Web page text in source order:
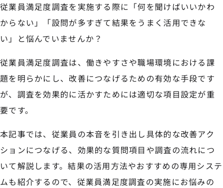
従業員満足度調査を実施する際に「何を聞けばいいかわ
からない」「設問が多すぎて結果をうまく活用できな
い」と悩んでいませんか？
従業員満足度調査は、働きやすさや職場環境における課
題を明らかにし、改善につなげるための有効な手段です
が、調査を効果的に活かすためには適切な項目設定が重
要です。
本記事では、従業員の本音を引き出し具体的な改善アク
ションにつなげる、効果的な質問項目や調査の流れにつ
いて解説します。結果の活用方法やおすすめの専用システ
ムも紹介するので、従業員満足度調査の実施にお悩みの